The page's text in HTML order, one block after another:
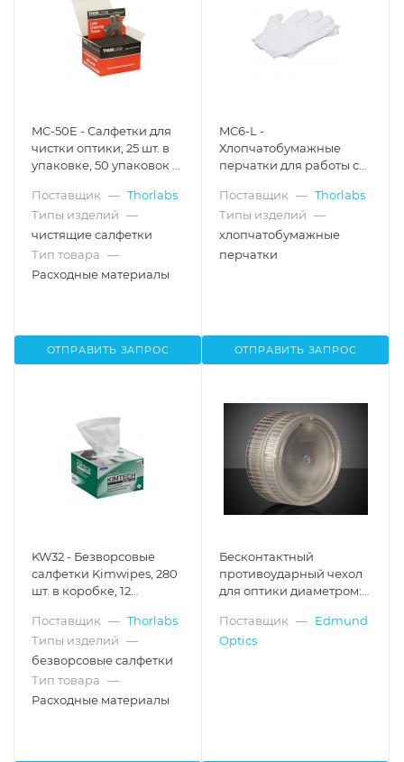
MC-50E - Салфетки для
чистки оптики, 25 шт. в
упаковке, 50 упаковок в
Поставщик — Thorlabs
Типы изделий —
чистящие салфетки
Тип товара —
Расходные материалы
ОТПРАВИТЬ ЗАПРОС
MC6-L -
Хлопчатобумажные
перчатки для работы с
пар, Thorlabs
Поставщик — Thorlabs
Типы изделий —
хлопчатобумажные
перчатки
ОТПРАВИТЬ ЗАПРОС
KW32 - Безворсовые
салфетки Kimwipes, 280
шт. в коробке, 12
Thorlabs
Поставщик — Thorlabs
Типы изделий —
безворсовые салфетки
Тип товара —
Расходные материалы
Бесконтактный
противоударный чехол
для оптики диаметром:
Поставщик — Edmund
Optics